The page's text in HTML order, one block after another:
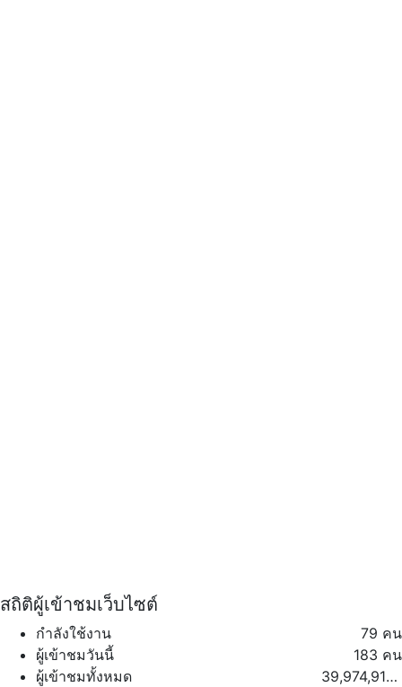
สถิติผู้เข้าชมเว็บไซต์
กำลังใช้งาน
79 คน
ผู้เข้าชมวันนี้
183 คน
ผู้เข้าชมทั้งหมด
39,974,913 คน